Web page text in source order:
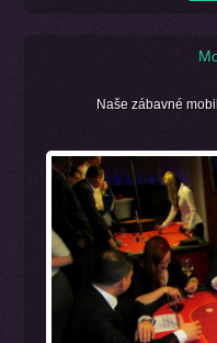
Naše zábavné